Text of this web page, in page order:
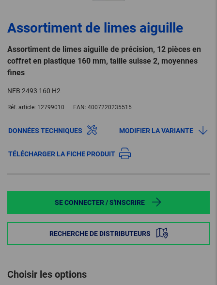
Assortiment de limes aiguille
Assortiment de limes aiguille de précision, 12 pièces en
coffret en plastique 160 mm, taille suisse 2, moyennes
fines
NFB 2493 160 H2
Réf. article: 12799010 EAN: 4007220235515
DONNÉES TECHNIQUES MODIFIER LA VARIANTE
TÉLÉCHARGER LA FICHE PRODUIT
SE CONNECTER / S'INSCRIRE
RECHERCHE DE DISTRIBUTEURS
Choisir les options